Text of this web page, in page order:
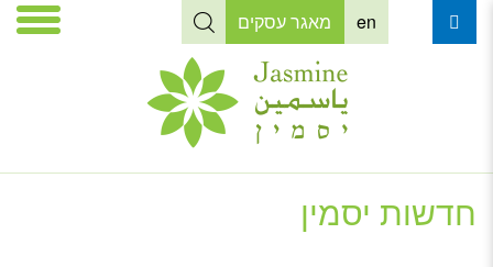
en מאגר עסקים
חדשות יסמין